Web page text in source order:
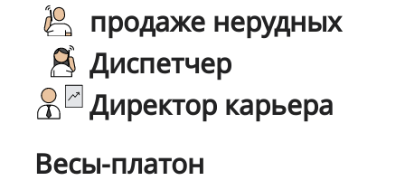
продаже нерудных
Диспетчер
Директор карьера
Весы-платон